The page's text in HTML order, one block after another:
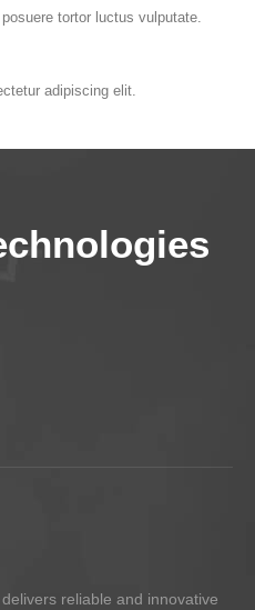
tortor luctus vulputate.
adipiscing elit.
reliable and innovative